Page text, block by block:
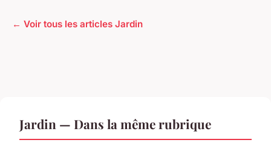
← Voir tous les articles Jardin
Jardin — Dans la même rubrique